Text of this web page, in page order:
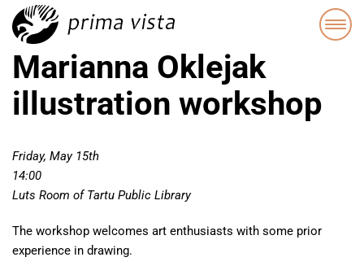
Marianna Oklejak
illustration workshop
Friday, May 15th
14:00
Luts Room of Tartu Public Library
The workshop welcomes art enthusiasts with some prior
experience in drawing.